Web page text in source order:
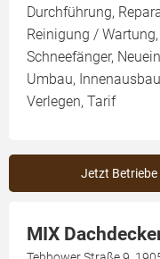
Durchführung,
Reinigung /
Schneefänger,
Umbau,
Verlegen, Tarif
Jetzt Betriebe
MIX